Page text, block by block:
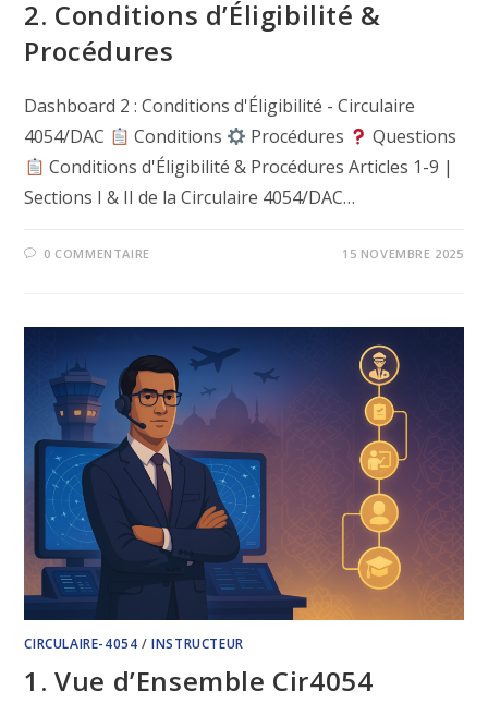
2. Conditions d’Éligibilité &
Procédures
Dashboard 2 : Conditions d'Éligibilité - Circulaire
4054/DAC
Conditions Procédures
Questions
Conditions d'Éligibilité & Procédures Articles 1-9 |
Sections I & II de la Circulaire 4054/DAC…
0 COMMENTAIRE 15 NOVEMBRE 2025
CIRCULAIRE-4054 /INSTRUCTEUR
1. Vue d’Ensemble Cir4054